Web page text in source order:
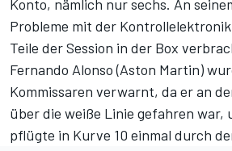
Konto, nämlich nur sechs. An
Probleme mit der
Teile der Session in der Box
Fernando Alonso (Aston Martin)
Kommissaren verwarnt, da er an
über die weiße Linie gefahren war,
pflügte in Kurve 10 einmal durch